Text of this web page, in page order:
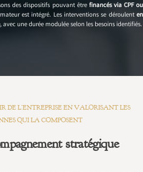
des dispositifs pouvant être financés via CPF ou
est intégré. Les interventions se déroulent en
, avec une durée modulée selon les besoins identifiés.
DE L’ENTREPRISE EN VALORISANT LES
QUI LA COMPOSENT
stratégique